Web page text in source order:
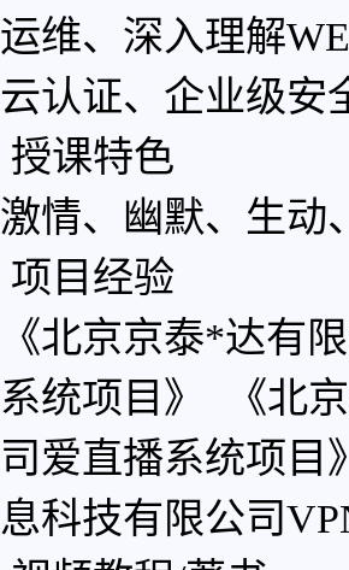
运维、深入理解
云认证、企业级安
授课特色
激情、幽默、生动
项目经验
《北京京泰*达有
系统项目》 《北
司爱直播系统项
息科技有限公司